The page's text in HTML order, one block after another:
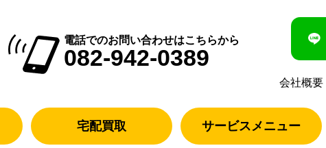
電話でのお問い合わせはこちらから
082-942-0389
会社概要
宅配買取 サービスメニュー